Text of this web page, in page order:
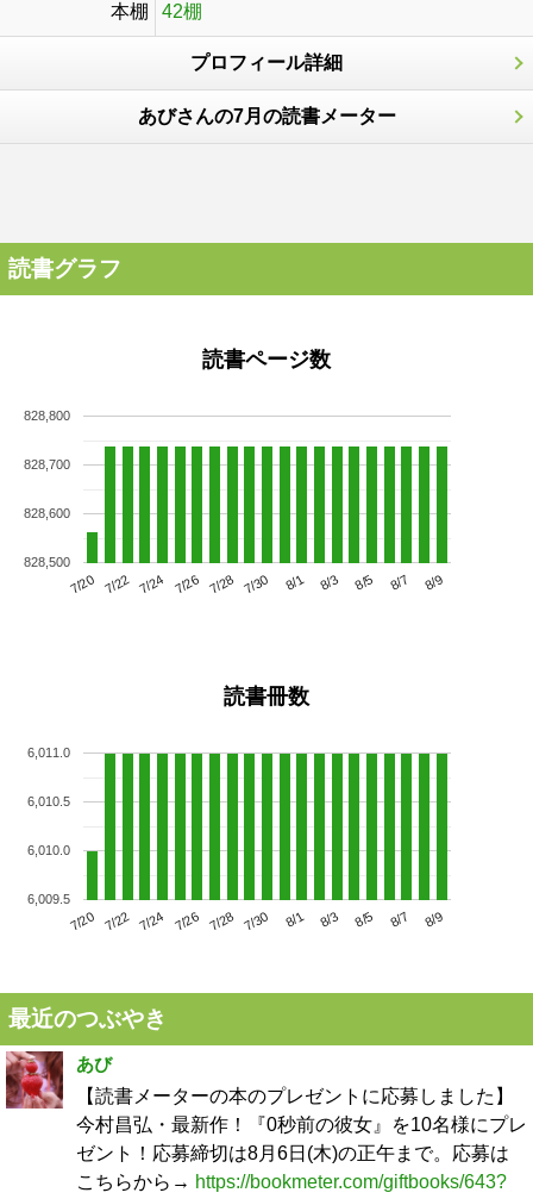
本棚 42棚
プロフィール詳細
あびさんの7月の読書メーター
読書グラフ
読書ページ数
7/20 7/22 7/24 7/26 7/28 7/30 8/1 8/3 8/5 8/7 8/9
828,500
828,600
828,700
828,800
読書冊数
7/20 7/22 7/24 7/26 7/28 7/30 8/1 8/3 8/5 8/7 8/9
6,009.5
6,010.0
6,010.5
6,011.0
最近のつぶやき
あび
【読書メーターの本のプレゼントに応募しました】
今村昌弘・最新作！『0秒前の彼女』を10名様にプレ
ゼント！応募締切は8月6日(木)の正午まで。応募は
こちらから→ https://bookmeter.com/giftbooks/643?